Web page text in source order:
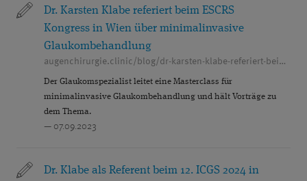
Dr. Karsten Klabe referiert beim ESCRS
Kongress in Wien über minimalinvasive
Glaukombehandlung
augenchirurgie.clinic/blog/dr-karsten-klabe-referiert-beim-escrs-kongress-ist-wien
Der Glaukomspezialist leitet eine Masterclass für
minimalinvasive Glaukombehandlung und hält Vorträge zu
dem Thema.
— 07.09.2023
Dr. Klabe als Referent beim 12. ICGS 2024 in